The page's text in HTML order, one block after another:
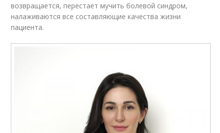
возвращается, перестает мучить болевой синдром,
налаживаются все составляющие качества жизни
пациента.